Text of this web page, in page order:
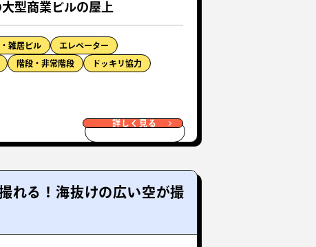
型商業ビルの屋上
雑居ビル エレベーター
階段・非常階段 ドッキリ協力
詳しく見る
れる！海抜けの広い空が撮